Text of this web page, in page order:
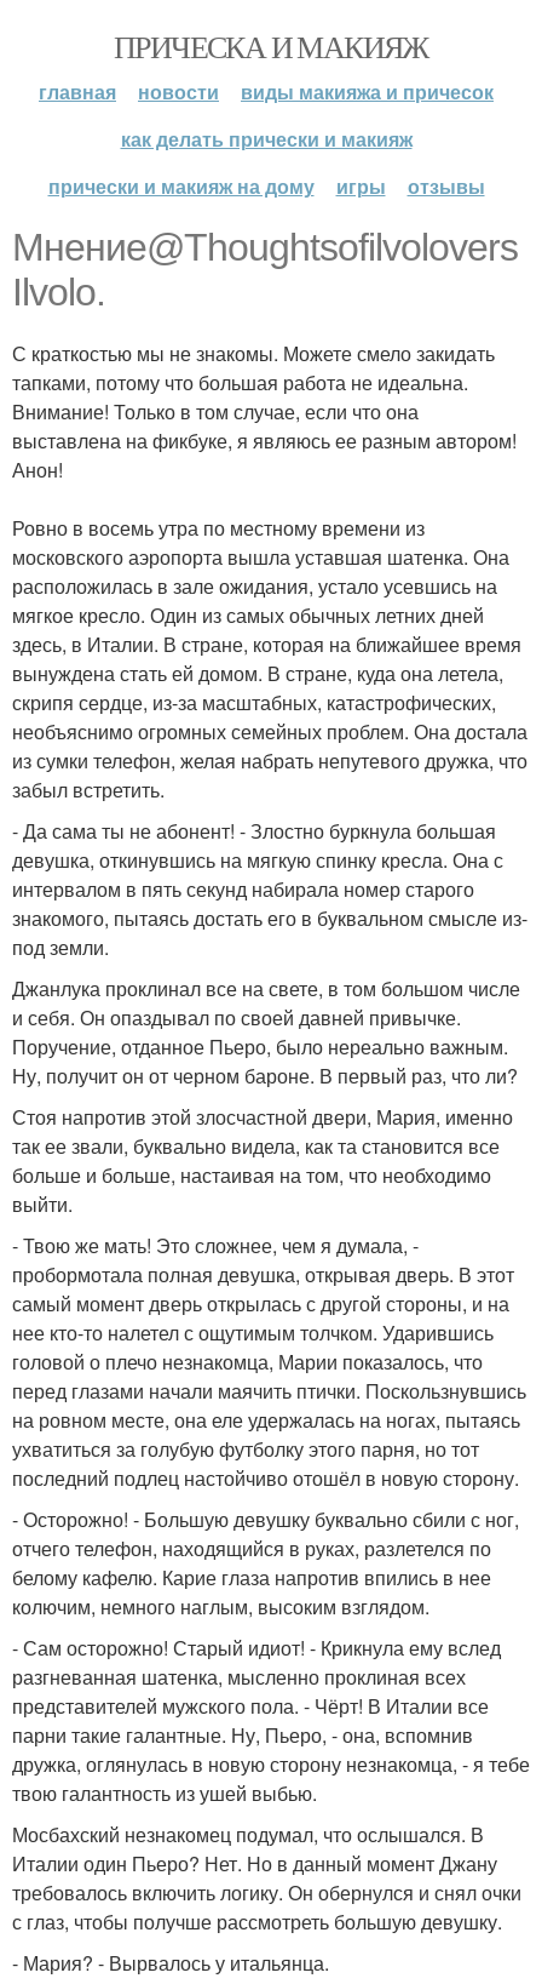
ПРИЧЕСКА И МАКИЯЖ
главная новости
виды макияжа и причесок
как делать прически и макияж
прически и макияж на дому
игры отзывы
Мнение@Thoughtsofilvolovers
Ilvolo.
С краткостью мы не знакомы. Можете смело закидать
тапками, потому что большая работа не идеальна.
Внимание! Только в том случае, если что она
выставлена на фикбуке, я являюсь ее разным автором!
Анон!
Ровно в восемь утра по местному времени из
московского аэропорта вышла уставшая шатенка. Она
расположилась в зале ожидания, устало усевшись на
мягкое кресло. Один из самых обычных летних дней
здесь, в Италии. В стране, которая на ближайшее время
вынуждена стать ей домом. В стране, куда она летела,
скрипя сердце, из-за масштабных, катастрофических,
необъяснимо огромных семейных проблем. Она достала
из сумки телефон, желая набрать непутевого дружка, что
забыл встретить.
- Да сама ты не абонент! - Злостно буркнула большая
девушка, откинувшись на мягкую спинку кресла. Она с
интервалом в пять секунд набирала номер старого
знакомого, пытаясь достать его в буквальном смысле из-
под земли.
Джанлука проклинал все на свете, в том большом числе
и себя. Он опаздывал по своей давней привычке.
Поручение, отданное Пьеро, было нереально важным.
Ну, получит он от черном бароне. В первый раз, что ли?
Стоя напротив этой злосчастной двери, Мария, именно
так ее звали, буквально видела, как та становится все
больше и больше, настаивая на том, что необходимо
выйти.
- Твою же мать! Это сложнее, чем я думала, -
пробормотала полная девушка, открывая дверь. В этот
самый момент дверь открылась с другой стороны, и на
нее кто-то налетел с ощутимым толчком. Ударившись
головой о плечо незнакомца, Марии показалось, что
перед глазами начали маячить птички. Поскользнувшись
на ровном месте, она еле удержалась на ногах, пытаясь
ухватиться за голубую футболку этого парня, но тот
последний подлец настойчиво отошёл в новую сторону.
- Осторожно! - Большую девушку буквально сбили с ног,
отчего телефон, находящийся в руках, разлетелся по
белому кафелю. Карие глаза напротив впились в нее
колючим, немного наглым, высоким взглядом.
- Сам осторожно! Старый идиот! - Крикнула ему вслед
разгневанная шатенка, мысленно проклиная всех
представителей мужского пола. - Чёрт! В Италии все
парни такие галантные. Ну, Пьеро, - она, вспомнив
дружка, оглянулась в новую сторону незнакомца, - я тебе
твою галантность из ушей выбью.
Мосбахский незнакомец подумал, что ослышался. В
Италии один Пьеро? Нет. Но в данный момент Джану
требовалось включить логику. Он обернулся и снял очки
с глаз, чтобы получше рассмотреть большую девушку.
- Мария? - Вырвалось у итальянца.